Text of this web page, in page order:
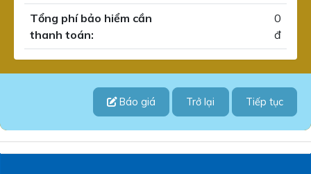
Tổng phí bảo hiểm cần
thanh toán:
0
đ
Báo giá Trở lại Tiếp tục